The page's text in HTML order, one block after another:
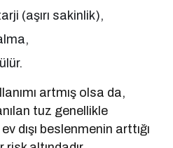
(aşırı sakinlik),
artmış olsa da,
tuz genellikle
dışı beslenmenin arttığı